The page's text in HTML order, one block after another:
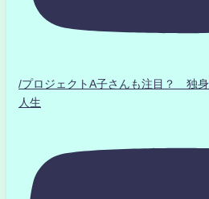
/プロジェクトA子さんも注目？ 独
人生